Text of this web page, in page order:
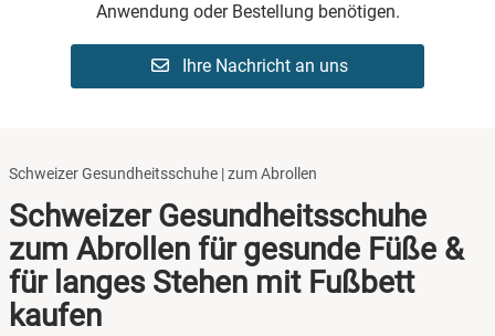
Anwendung oder Bestellung benötigen.
Ihre Nachricht an uns
Schweizer Gesundheitsschuhe | zum Abrollen
Schweizer Gesundheitsschuhe
zum Abrollen für gesunde Füße &
für langes Stehen mit Fußbett
kaufen